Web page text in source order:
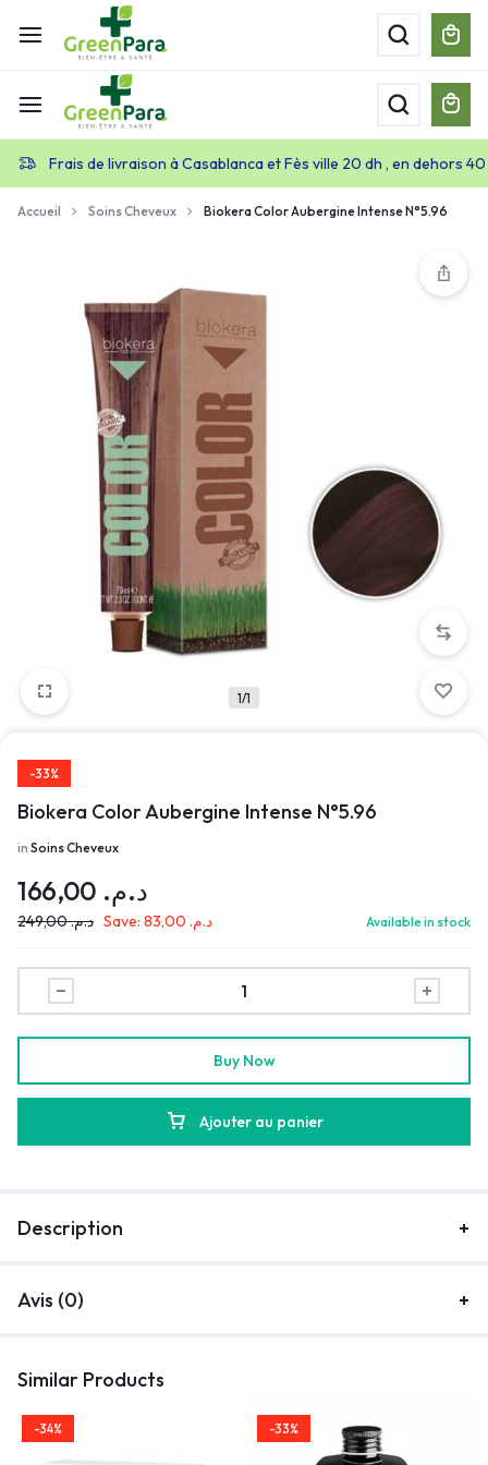
Frais de livraison à Casablanca et Fès ville 20 dh , en dehors
Accueil Soins Cheveux Biokera Color Aubergine Intense N°5.96
1/1
-33%
Biokera Color Aubergine Intense N°5.96
in Soins Cheveux
د.م.
د.م.249,00 Save: د.م. Available in stock
Ajouter au panier
Buy Now
Description
Avis (0)
Similar Products
-34% -33%